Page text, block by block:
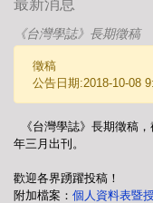
最新消息
《台灣學誌》長期徵稿
徵稿
公告日期:2018-10-08
《台灣學誌》長期徵稿
年三月出刊。
歡迎各界踴躍投稿！
附加檔案： 個人資料表暨